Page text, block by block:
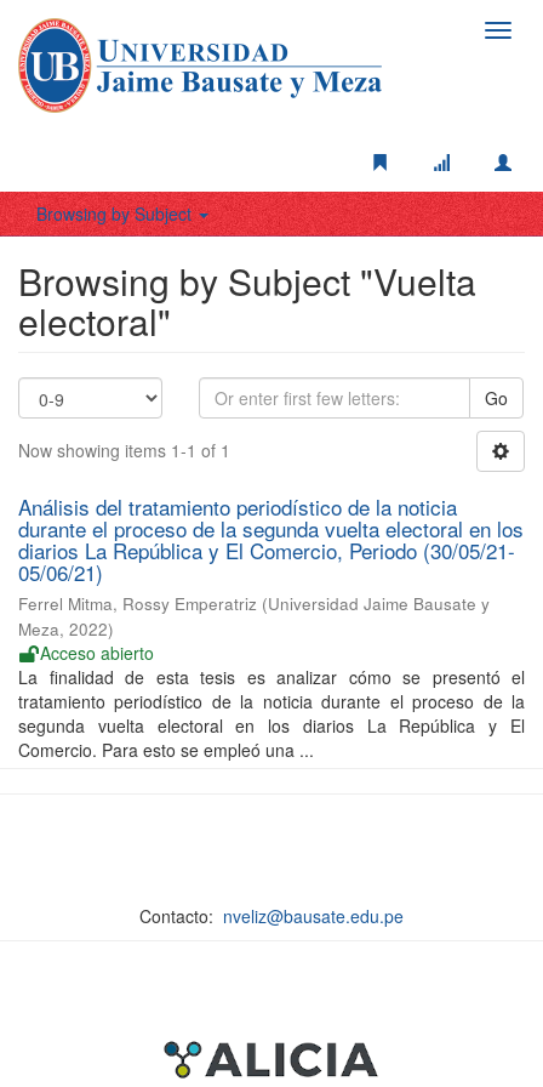
Browsing by Subject
Browsing by Subject "Vuelta
electoral"
Go
Now showing items 1-1 of 1
Análisis del tratamiento periodístico de la noticia
durante el proceso de la segunda vuelta electoral en los
diarios La República y El Comercio, Periodo (30/05/21-
05/06/21)
Ferrel Mitma, Rossy Emperatriz (Universidad Jaime Bausate y
Meza, 2022)
Acceso abierto
La finalidad de esta tesis es analizar cómo se presentó el
tratamiento periodístico de la noticia durante el proceso de la
segunda vuelta electoral en los diarios La República y El
Comercio. Para esto se empleó una ...
Contacto: nveliz@bausate.edu.pe